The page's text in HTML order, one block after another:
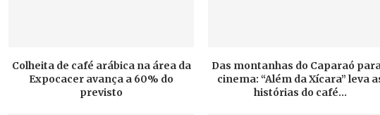
Colheita de café arábica na área da
Expocacer avança a 60% do
previsto
Das montanhas do Caparaó
cinema: “Além da Xícara” leva
histórias do café...